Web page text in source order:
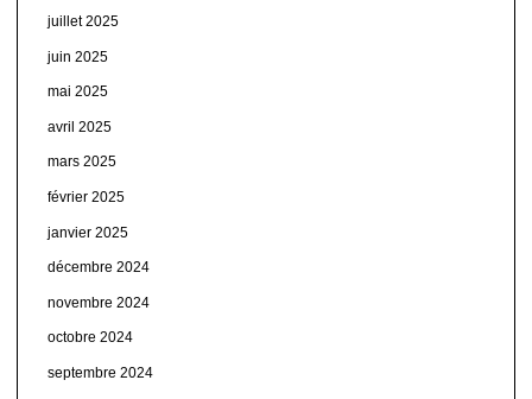
juillet 2025
juin 2025
mai 2025
avril 2025
mars 2025
février 2025
janvier 2025
décembre 2024
novembre 2024
octobre 2024
septembre 2024